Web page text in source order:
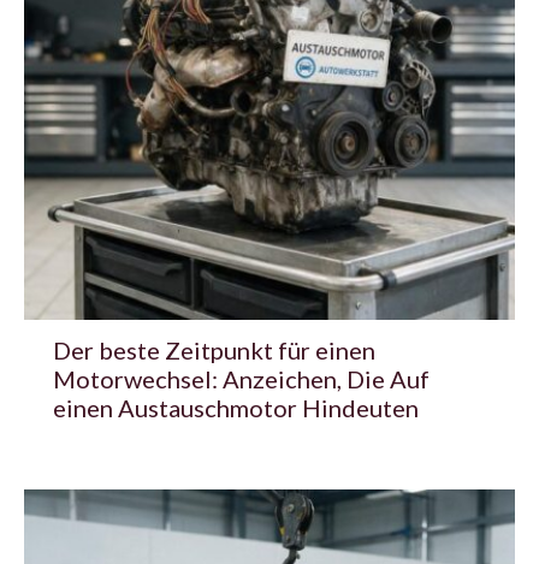
Der beste Zeitpunkt für einen
Motorwechsel: Anzeichen, Die Auf
einen Austauschmotor Hindeuten